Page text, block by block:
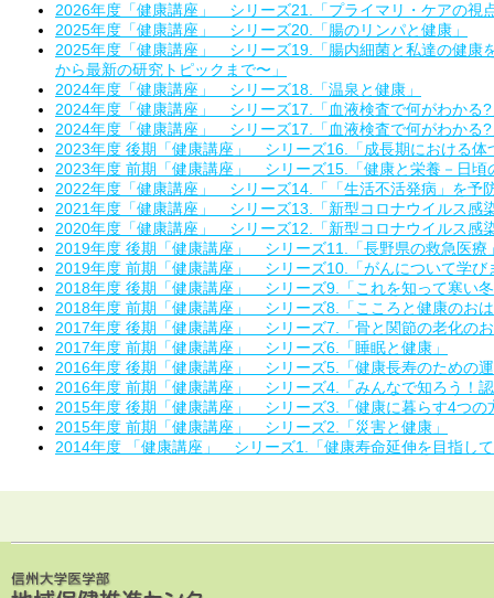
2026年度「健康講座」 シリーズ21.「プライマリ・ケアの視
2025年度「健康講座」 シリーズ20.「腸のリンパと健康」
2025年度「健康講座」 シリーズ19.「腸内細菌と私達の健康
から最新の研究トピックまで〜」
2024年度「健康講座」 シリーズ18.「温泉と健康」
2024年度「健康講座」 シリーズ17.「血液検査で何がわかる
2024年度「健康講座」 シリーズ17.「血液検査で何がわかる
2023年度 後期「健康講座」 シリーズ16.「成長期における体
2023年度 前期「健康講座」 シリーズ15.「健康と栄養－日頃
2022年度「健康講座」 シリーズ14.「「生活不活発病」を予
2021年度「健康講座」 シリーズ13.「新型コロナウイルス感
2020年度「健康講座」 シリーズ12.「新型コロナウイルス感
2019年度 後期「健康講座」 シリーズ11.「長野県の救急医療
2019年度 前期「健康講座」 シリーズ10.「がんについて学び
2018年度 後期「健康講座」 シリーズ9.「これを知って寒い
2018年度 前期「健康講座」 シリーズ8.「こころと健康のお
2017年度 後期「健康講座」 シリーズ7.「骨と関節の老化の
2017年度 前期「健康講座」 シリーズ6.「睡眠と健康」
2016年度 後期「健康講座」 シリーズ5.「健康長寿のための
2016年度 前期「健康講座」 シリーズ4.「みんなで知ろう！
2015年度 後期「健康講座」 シリーズ3.「健康に暮らす4つの
2015年度 前期「健康講座」 シリーズ2.「災害と健康」
2014年度 「健康講座」 シリーズ1.「健康寿命延伸を目指し